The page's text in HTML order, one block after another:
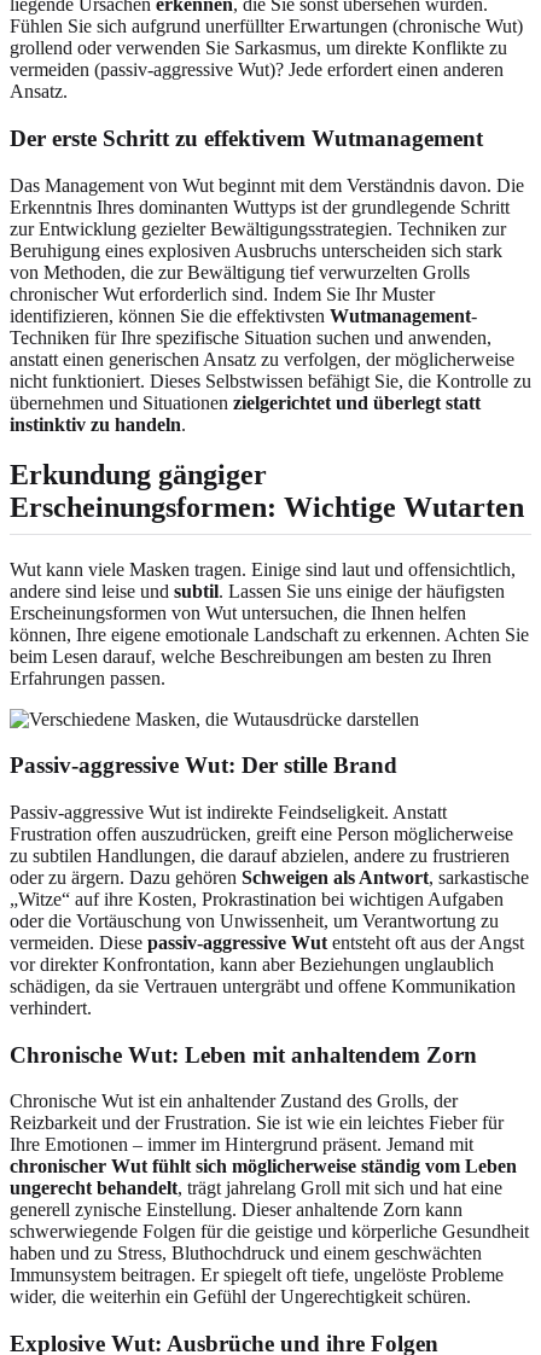
liegende Ursachen erkennen, die Sie sonst übersehen würden.
Fühlen Sie sich aufgrund unerfüllter Erwartungen (chronische Wut)
grollend oder verwenden Sie Sarkasmus, um direkte Konflikte zu
vermeiden (passiv-aggressive Wut)? Jede erfordert einen anderen
Ansatz.
Der erste Schritt zu effektivem Wutmanagement
Das Management von Wut beginnt mit dem Verständnis davon. Die
Erkenntnis Ihres dominanten Wuttyps ist der grundlegende Schritt
zur Entwicklung gezielter Bewältigungsstrategien. Techniken zur
Beruhigung eines explosiven Ausbruchs unterscheiden sich stark
von Methoden, die zur Bewältigung tief verwurzelten Grolls
chronischer Wut erforderlich sind. Indem Sie Ihr Muster
identifizieren, können Sie die effektivsten Wutmanagement-
Techniken für Ihre spezifische Situation suchen und anwenden,
anstatt einen generischen Ansatz zu verfolgen, der möglicherweise
nicht funktioniert. Dieses Selbstwissen befähigt Sie, die Kontrolle zu
übernehmen und Situationen zielgerichtet und überlegt statt
instinktiv zu handeln.
Erkundung gängiger
Erscheinungsformen: Wichtige Wutarten
Wut kann viele Masken tragen. Einige sind laut und offensichtlich,
andere sind leise und subtil. Lassen Sie uns einige der häufigsten
Erscheinungsformen von Wut untersuchen, die Ihnen helfen
können, Ihre eigene emotionale Landschaft zu erkennen. Achten Sie
beim Lesen darauf, welche Beschreibungen am besten zu Ihren
Erfahrungen passen.
Passiv-aggressive Wut: Der stille Brand
Passiv-aggressive Wut ist indirekte Feindseligkeit. Anstatt
Frustration offen auszudrücken, greift eine Person möglicherweise
zu subtilen Handlungen, die darauf abzielen, andere zu frustrieren
oder zu ärgern. Dazu gehören Schweigen als Antwort, sarkastische
„Witze“ auf ihre Kosten, Prokrastination bei wichtigen Aufgaben
oder die Vortäuschung von Unwissenheit, um Verantwortung zu
vermeiden. Diese passiv-aggressive Wut entsteht oft aus der Angst
vor direkter Konfrontation, kann aber Beziehungen unglaublich
schädigen, da sie Vertrauen untergräbt und offene Kommunikation
verhindert.
Chronische Wut: Leben mit anhaltendem Zorn
Chronische Wut ist ein anhaltender Zustand des Grolls, der
Reizbarkeit und der Frustration. Sie ist wie ein leichtes Fieber für
Ihre Emotionen – immer im Hintergrund präsent. Jemand mit
chronischer Wut fühlt sich möglicherweise ständig vom Leben
ungerecht behandelt, trägt jahrelang Groll mit sich und hat eine
generell zynische Einstellung. Dieser anhaltende Zorn kann
schwerwiegende Folgen für die geistige und körperliche Gesundheit
haben und zu Stress, Bluthochdruck und einem geschwächten
Immunsystem beitragen. Er spiegelt oft tiefe, ungelöste Probleme
wider, die weiterhin ein Gefühl der Ungerechtigkeit schüren.
Explosive Wut: Ausbrüche und ihre Folgen